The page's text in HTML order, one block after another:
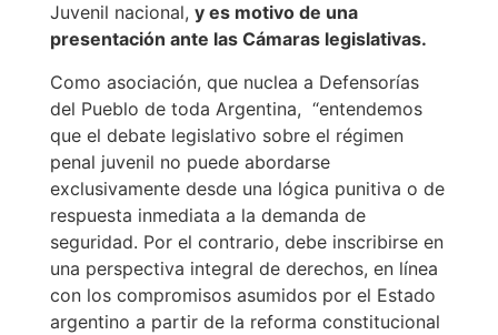
Juvenil nacional, y es motivo de una
presentación ante las Cámaras legislativas.
Como asociación, que nuclea a Defensorías
del Pueblo de toda Argentina, “entendemos
que el debate legislativo sobre el régimen
penal juvenil no puede abordarse
exclusivamente desde una lógica punitiva o de
respuesta inmediata a la demanda de
seguridad. Por el contrario, debe inscribirse en
una perspectiva integral de derechos, en línea
con los compromisos asumidos por el Estado
argentino a partir de la reforma constitucional